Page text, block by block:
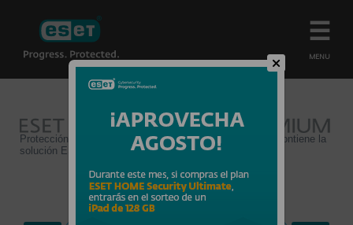
MENU
Protección avanzada y fácil de usar para tu vida digital (contiene la
solución ESET Smart Security Premium).Más info
Equipos a proteger